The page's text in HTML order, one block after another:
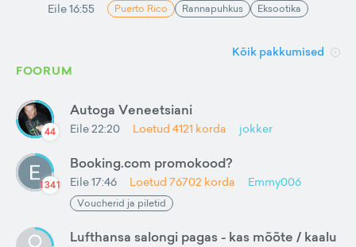
Eile 16:55 Puerto Rico Rannapuhkus Eksootika
Kõik pakkumised
FOORUM
44
Autoga Veneetsiani
Eile 22:20 Loetud 4121 korda jokker
1341
Booking.com promokood?
Eile 17:46 Loetud 76702 korda Emmy006
Voucherid ja piletid
Lufthansa salongi pagas - kas mõõte / kaalu